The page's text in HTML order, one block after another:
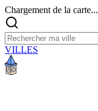
Chargement de la carte...
VILLES